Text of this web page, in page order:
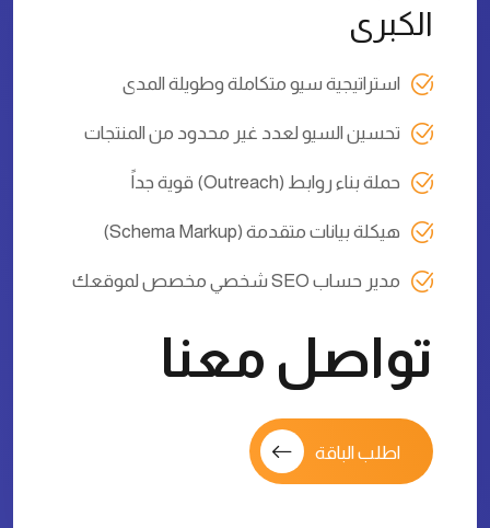
الكبرى
استراتيجية سيو متكاملة وطويلة المدى
تحسين السيو لعدد غير محدود من المنتجات
حملة بناء روابط (Outreach) قوية جداً
هيكلة بيانات متقدمة (Schema Markup)
مدير حساب SEO شخصي مخصص لموقعك
تواصل معنا
اطلب الباقة